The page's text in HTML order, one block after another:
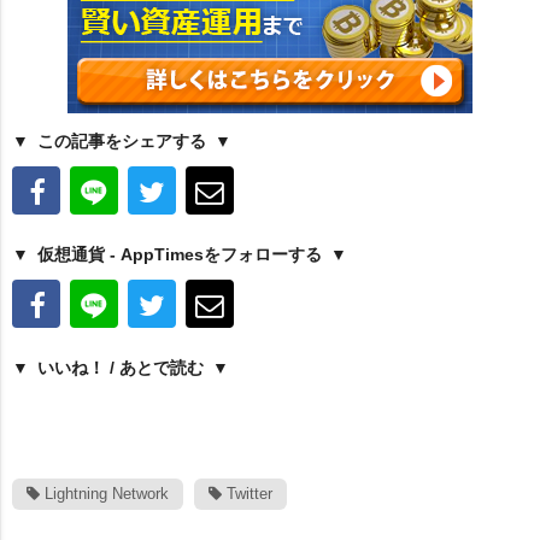
この記事をシェアする
仮想通貨 - AppTimesをフォローする
いいね！ / あとで読む
Lightning Network Twitter